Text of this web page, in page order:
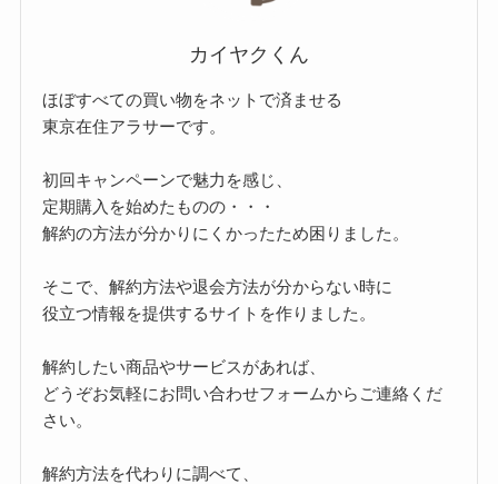
カイヤクくん
ほぼすべての買い物をネットで済ませる
東京在住アラサーです。
初回キャンペーンで魅力を感じ、
定期購入を始めたものの・・・
解約の方法が分かりにくかったため困りました。
そこで、解約方法や退会方法が分からない時に
役立つ情報を提供するサイトを作りました。
解約したい商品やサービスがあれば、
どうぞお気軽にお問い合わせフォームからご連絡くだ
さい。
解約方法を代わりに調べて、